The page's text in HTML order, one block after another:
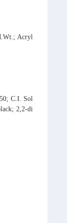
Acryl
C.I. Sol
2,2-di